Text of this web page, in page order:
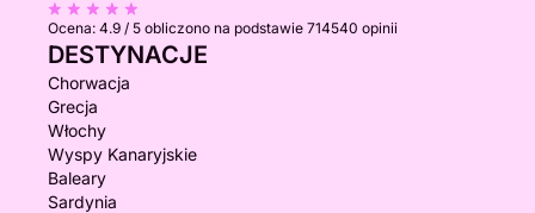
Ocena: 4.9 / 5 obliczono na podstawie 714540 opinii
DESTYNACJE
Chorwacja
Grecja
Włochy
Wyspy Kanaryjskie
Baleary
Sardynia